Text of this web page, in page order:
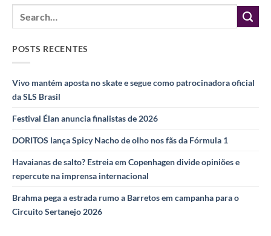
POSTS RECENTES
Vivo mantém aposta no skate e segue como patrocinadora oficial
da SLS Brasil
Festival Élan anuncia finalistas de 2026
DORITOS lança Spicy Nacho de olho nos fãs da Fórmula 1
Havaianas de salto? Estreia em Copenhagen divide opiniões e
repercute na imprensa internacional
Brahma pega a estrada rumo a Barretos em campanha para o
Circuito Sertanejo 2026